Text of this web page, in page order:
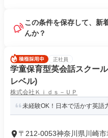
この条件を保存して、新
んか？
正社員
学童保育型英会話スクー
レベル)
株式会社Ｋｉｄｓ－ＵＰ
未経験OK！日本で活かす英語
〒212-0053神奈川県川崎市